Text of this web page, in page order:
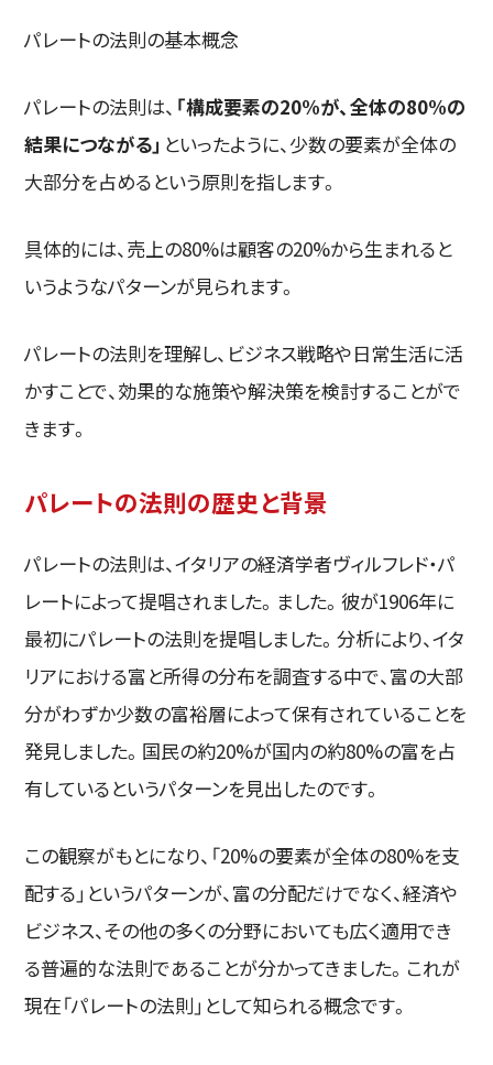
パレートの法則の基本概念
パレートの法則は、 「構成要素の20%が、全体の80%の
結果につながる」 といったように、少数の要素が全体の
大部分を占めるという原則を指します。
具体的には、売上の80%は顧客の20%から生まれると
いうようなパターンが見られます。
パレートの法則を理解し、ビジネス戦略や日常生活に活
かすことで、効果的な施策や解決策を検討することがで
きます。
パレートの法則の歴史と背景
パレートの法則は、イタリアの経済学者ヴィルフレド・パ
レートによって提唱されました。ました。彼が1906年に
最初にパレートの法則を提唱しました。分析により、イタ
リアにおける富と所得の分布を調査する中で、富の大部
分がわずか少数の富裕層によって保有されていることを
発見しました。国民の約20%が国内の約80%の富を占
有しているというパターンを見出したのです。
この観察がもとになり、「20%の要素が全体の80%を支
配する」というパターンが、富の分配だけでなく、経済や
ビジネス、その他の多くの分野においても広く適用でき
る普遍的な法則であることが分かってきました。これが
現在「パレートの法則」として知られる概念です。